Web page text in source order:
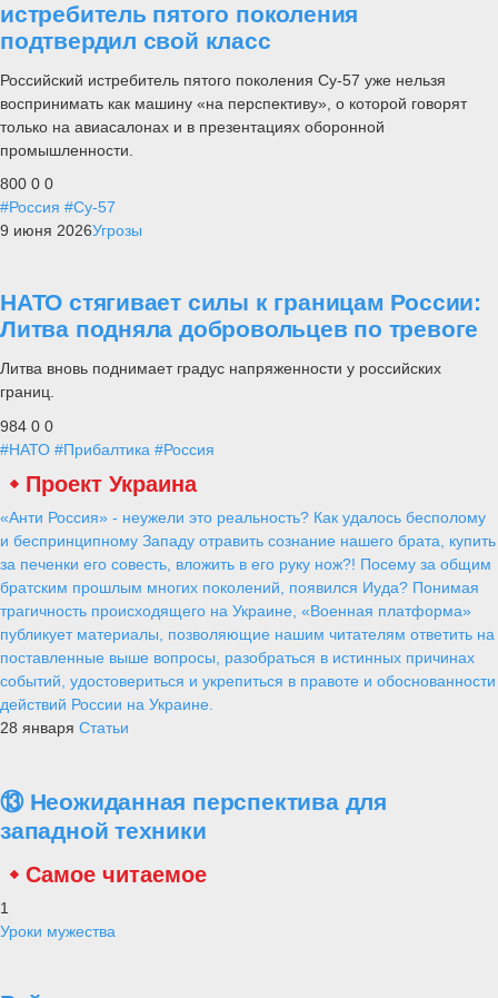
истребитель пятого поколения
подтвердил свой класс
Российский истребитель пятого поколения Су-57 уже нельзя
воспринимать как машину «на перспективу», о которой говорят
только на авиасалонах и в презентациях оборонной
промышленности.
800 0 0
#Россия #Су-57
9 июня 2026Угрозы
НАТО стягивает силы к границам России:
Литва подняла добровольцев по тревоге
Литва вновь поднимает градус напряженности у российских
границ.
984 0 0
#НАТО #Прибалтика #Россия
Проект Украина
«Анти Россия» - неужели это реальность? Как удалось бесполому
и беспринципному Западу отравить сознание нашего брата, купить
за печенки его совесть, вложить в его руку нож?! Посему за общим
братским прошлым многих поколений, появился Иуда? Понимая
трагичность происходящего на Украине, «Военная платформа»
публикует материалы, позволяющие нашим читателям ответить на
поставленные выше вопросы, разобраться в истинных причинах
событий, удостовериться и укрепиться в правоте и обоснованности
действий России на Украине.
28 января Статьи
⑬ Неожиданная перспектива для
западной техники
Самое читаемое
1
Уроки мужества